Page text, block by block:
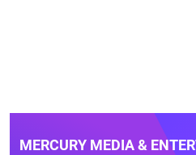
MERCURY MEDIA &